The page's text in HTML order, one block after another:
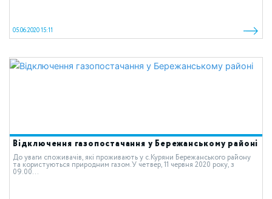
05.06.2020 15:11
Відключення газопостачання у Бережанському районі
До уваги споживачів, які проживають у c.Куряни Бережанського району
та користуються природним газом.У четвер, 11 червня 2020 року, з
09.00...